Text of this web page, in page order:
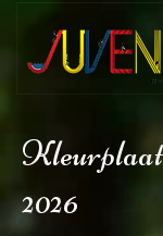
Kleurplaat
2026